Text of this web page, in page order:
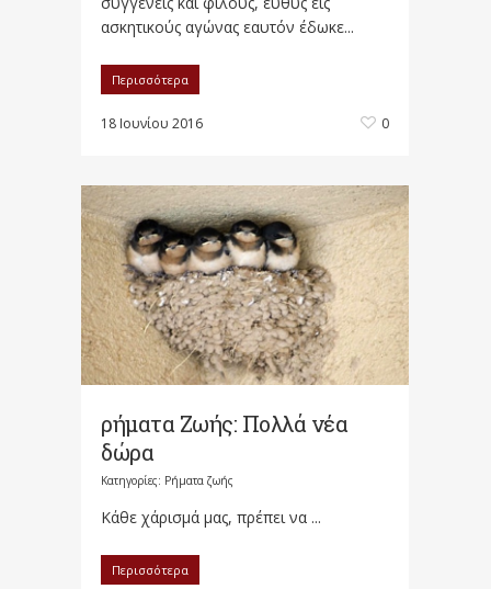
ασκητικούς αγώνας εαυτόν έδωκε...
Περισσότερα
18 Ιουνίου 2016 0
ρήματα Ζωής: Πολλά νέα
δώρα
Κατηγορίες: Ρήματα ζωής
Κάθε χάρισμά μας, πρέπει να ...
Περισσότερα